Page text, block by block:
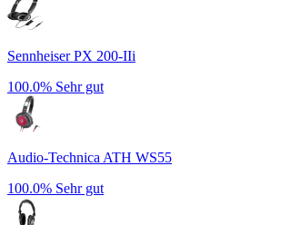
Sennheiser PX 200-IIi
100.0% Sehr gut
Audio-Technica ATH WS55
100.0% Sehr gut